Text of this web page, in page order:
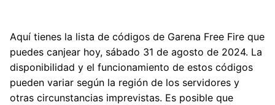
Aquí tienes la lista de códigos de Garena Free Fire que
puedes canjear hoy, sábado 31 de agosto de 2024. La
disponibilidad y el funcionamiento de estos códigos
pueden variar según la región de los servidores y
otras circunstancias imprevistas. Es posible que